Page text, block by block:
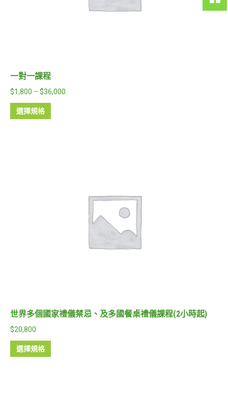
一對一課程
$1,800 – $36,000
選擇規格
世界多個國家禮儀禁忌、及多國餐桌禮儀課程(2小時起)
$20,800
選擇規格